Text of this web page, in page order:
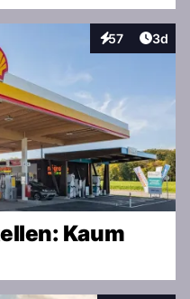
57
Interaktionen
3d
Kaum